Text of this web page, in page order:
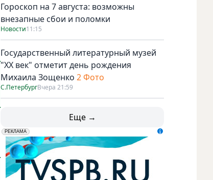
Гороскоп на 7 августа: возможны
внезапные сбои и поломки
Новости11:15
Государственный литературный музей
"ХХ век" отметит день рождения
Михаила Зощенко 2 Фото
С.ПетербургВчера 21:59
Еще →
erid: LdtCK5udn
РЕКЛАМА
АО "ГАТР", ИНН: 7841320717